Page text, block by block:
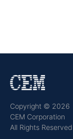
Copyright © 2026
CEM Corporation
All Rights Reserved